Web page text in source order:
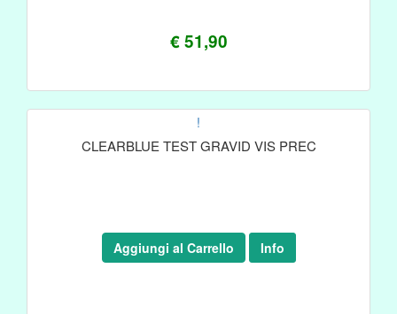
€ 51,90
!
CLEARBLUE TEST GRAVID VIS PREC
Aggiungi al Carrello Info